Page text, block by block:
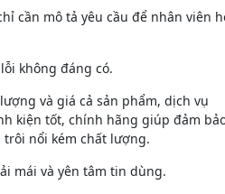
cần mô tả yêu cầu để nhân viên
không đáng có.
và giá cả sản phẩm, dịch vụ
kiện tốt, chính hãng giúp đảm
trôi nổi kém chất lượng.
mái và yên tâm tin dùng.